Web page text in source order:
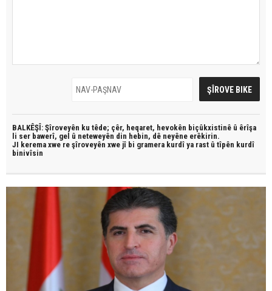
BALKÊŞÎ: Şîroveyên ku têde; çêr, heqaret, hevokên biçûkxistinê û êrîşa
li ser bawerî, gel û neteweyên din hebin, dê neyêne erêkirin.
JI kerema xwe re şîroveyên xwe jî bi gramera kurdî ya rast û tîpên kurdî
binivîsin